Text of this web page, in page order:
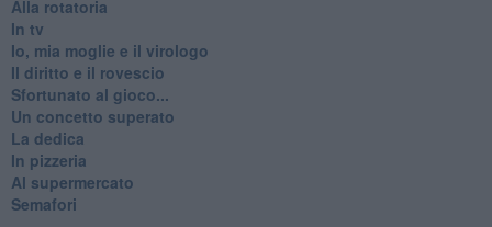
Alla rotatoria
In tv
Io, mia moglie e il virologo
Il diritto e il rovescio
Sfortunato al gioco...
Un concetto superato
La dedica
In pizzeria
Al supermercato
Semafori